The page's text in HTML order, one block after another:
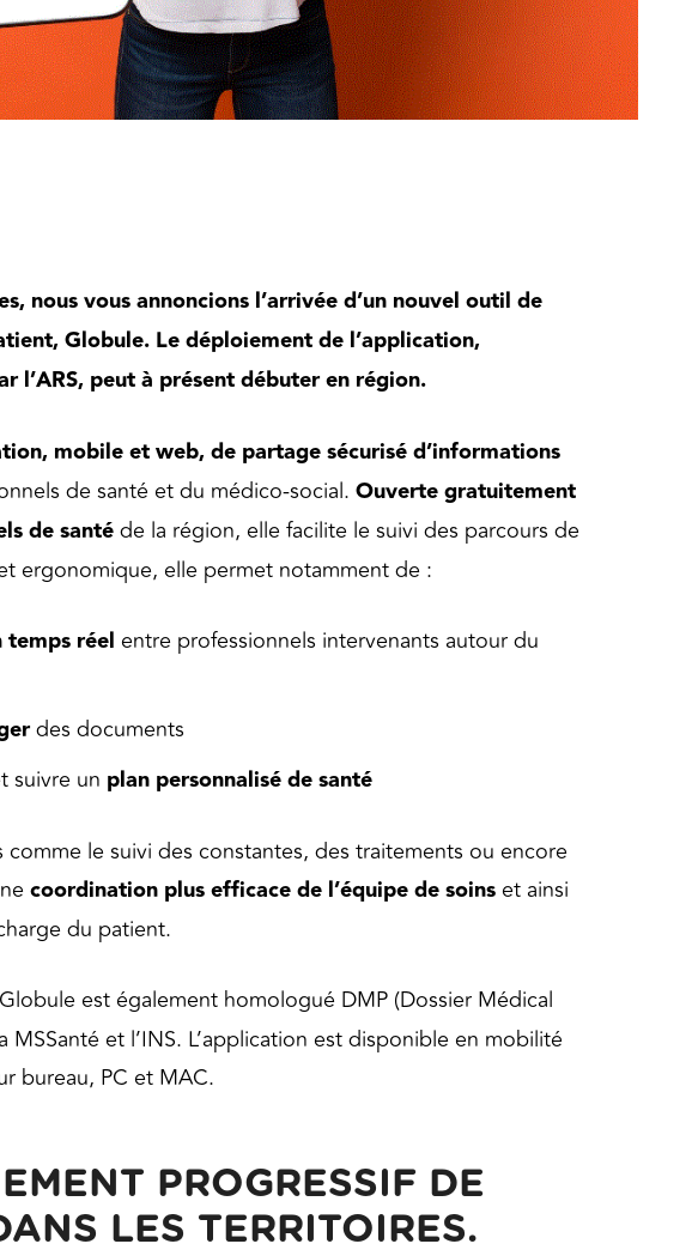
nous vous annoncions l’arrivée d’un nouvel outil de
Globule. Le déploiement de l’application,
l’ARS, peut à présent débuter en région.
mobile et web, de partage sécurisé d’informations
de santé et du médico-social. Ouverte gratuitement
de santéde la région, elle facilite le suivi des parcours de
ergonomique, elle permet notamment de :
temps réel entre professionnels intervenants autour du
des documents
suivre un plan personnalisé de santé
comme le suivi des constantes, des traitements ou encore
coordination plus efficace de l’équipe de soins et ainsi
du patient.
est également homologué DMP (Dossier Médical
MSSanté et l’INS. L’application est disponible en mobilité
bureau, PC et MAC.
PROGRESSIF DE
LES TERRITOIRES.